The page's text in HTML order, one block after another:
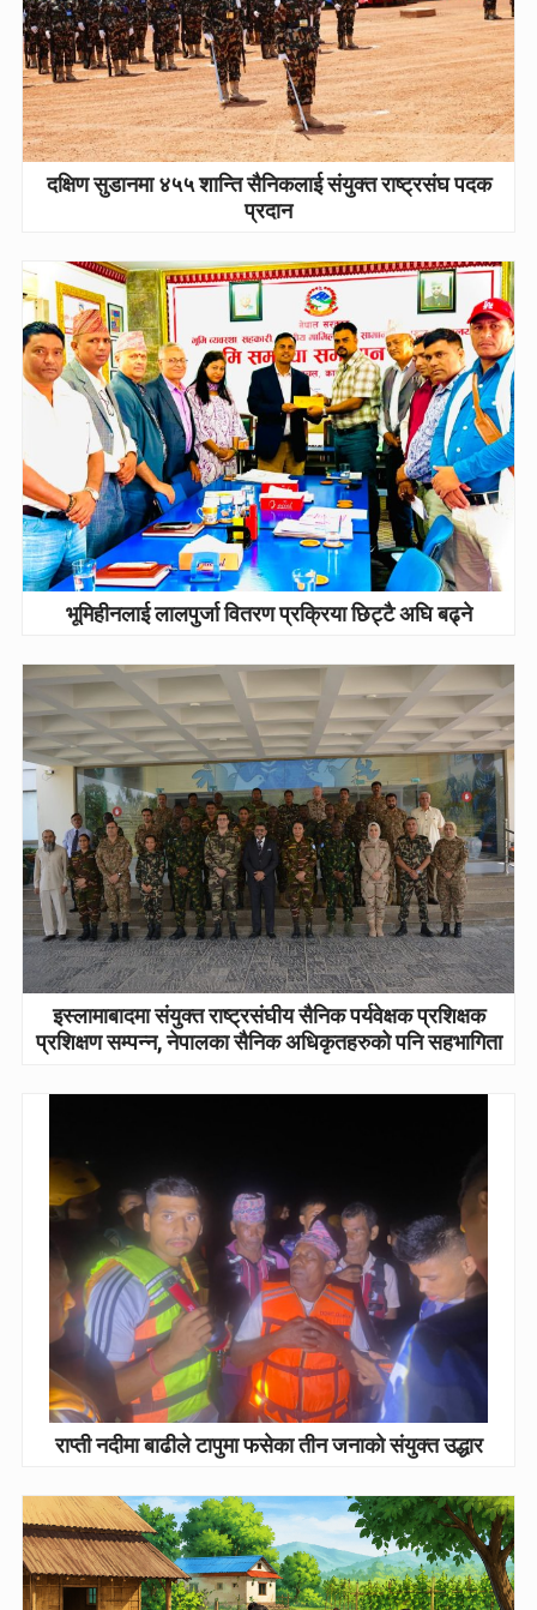
दक्षिण सुडानमा ४५५ शान्ति सैनिकलाई संयुक्त राष्ट्रसंघ पदक
प्रदान
भूमिहीनलाई लालपुर्जा वितरण प्रक्रिया छिट्टै अघि बढ्ने
इस्लामाबादमा संयुक्त राष्ट्रसंघीय सैनिक पर्यवेक्षक प्रशिक्षक
प्रशिक्षण सम्पन्न, नेपालका सैनिक अधिकृतहरुको पनि सहभागिता
राप्ती नदीमा बाढीले टापुमा फसेका तीन जनाको संयुक्त उद्धार